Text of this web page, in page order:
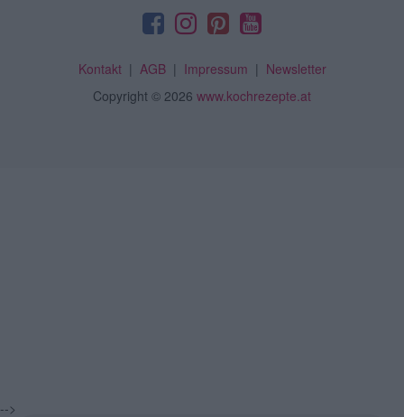
Kontakt| AGB| Impressum | Newsletter
Copyright © 2026 www.kochrezepte.at
-->